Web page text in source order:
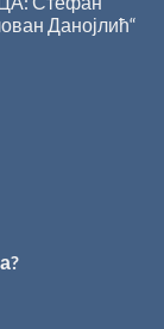
Данојлић“